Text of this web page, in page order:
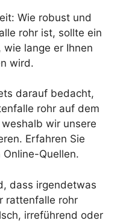
Wie robust und
rohr ist, sollte ein
lange er Ihnen
wird.
darauf bedacht,
rohr auf dem
wir unsere
Erfahren Sie
Quellen.
dass irgendetwas
rattenfalle rohr
irreführend oder